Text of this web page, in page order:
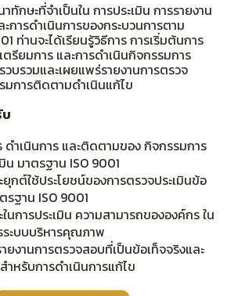
กษะที่จำเป็นใน การประเมิน การรายงาน
การดำเนินการของกระบวนการตาม
ท่านจะได้เรียนรู้วิธีการ การเริ่มต้นการ
ตรียมการ และการดำเนินกิจกรรมการ
วบรวมและเผยแพร่รายงานการตรวจ
มการติดตามดำเนินแก้ไข
ดำเนินการ และติดตามของ กิจกรรมการ
น มาตรฐาน ISO 9001
ยุกต์ใช้ประโยชน์ของการตรวจประเมินข้อ
ฐาน ISO 9001
นการประเมิน ความสามารถขององค์กร ใน
ระบบบริหารคุณภาพ
ยงานการตรวจสอบที่เป็นข้อเท็จจริงและ
ำหรับการดำเนินการแก้ไข